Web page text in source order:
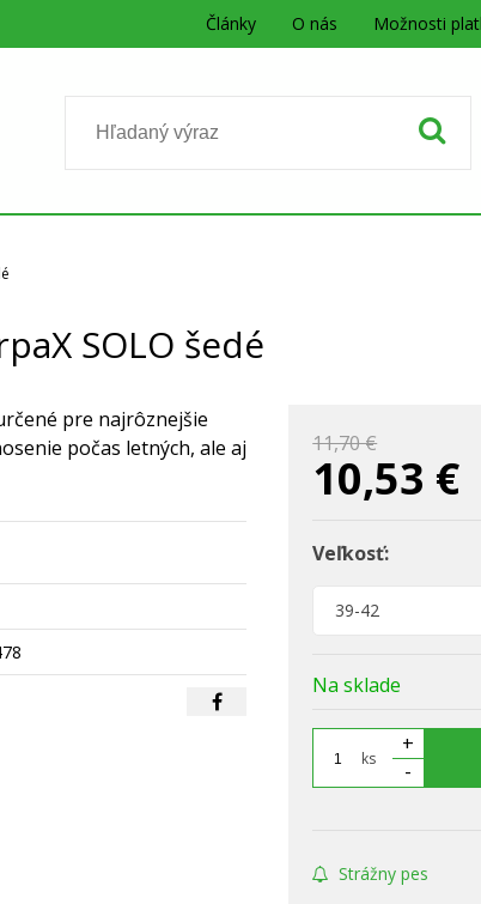
Články O nás Možnosti
SOLO šedé
11,70 €
10,53 €
Veľkosť:
39-42
Na sklade
ks
+
-
Strážny pes
pre najrôznejšie
počas letných, ale aj